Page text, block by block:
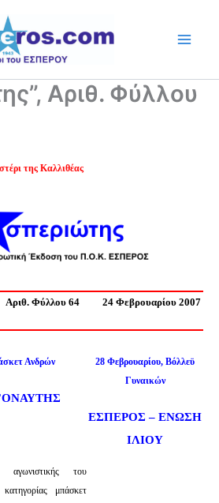
Αριθ. Φύλλου
της Καλλιθέας
Αριθ. Φύλλου 64 24 Φεβρουαρίου 2007
Ανδρών
του
μπάσκετ
28 Φεβρουαρίου, Βόλλεϋ
Γυναικών
ΕΣΠΕΡΟΣ – ΕΝΩΣΗ
ΙΛΙΟΥ